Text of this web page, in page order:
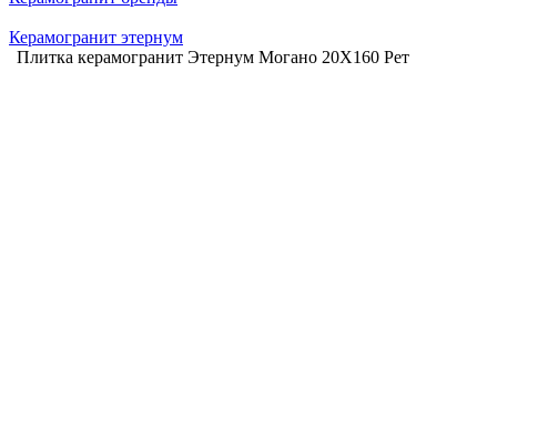
Керамогранит этернум
Плитка керамогранит Этернум Могано 20X160 Рет